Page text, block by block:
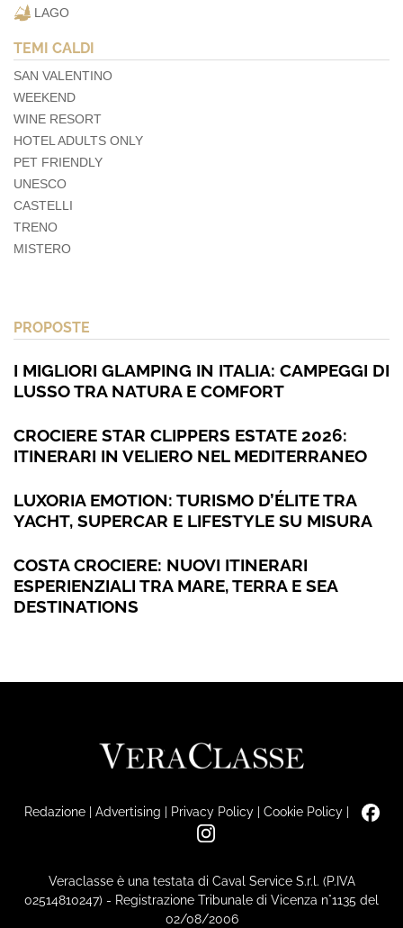
LAGO
TEMI CALDI
SAN VALENTINO
WEEKEND
WINE RESORT
HOTEL ADULTS ONLY
PET FRIENDLY
UNESCO
CASTELLI
TRENO
MISTERO
PROPOSTE
I MIGLIORI GLAMPING IN ITALIA: CAMPEGGI DI
LUSSO TRA NATURA E COMFORT
CROCIERE STAR CLIPPERS ESTATE 2026:
ITINERARI IN VELIERO NEL MEDITERRANEO
LUXORIA EMOTION: TURISMO D’ÉLITE TRA
YACHT, SUPERCAR E LIFESTYLE SU MISURA
COSTA CROCIERE: NUOVI ITINERARI
ESPERIENZIALI TRA MARE, TERRA E SEA
DESTINATIONS
Redazione| Advertising | Privacy Policy| Cookie Policy|
Veraclasse è una testata di Caval Service S.r.l. (P.IVA
02514810247) - Registrazione Tribunale di Vicenza n°1135 del
02/08/2006